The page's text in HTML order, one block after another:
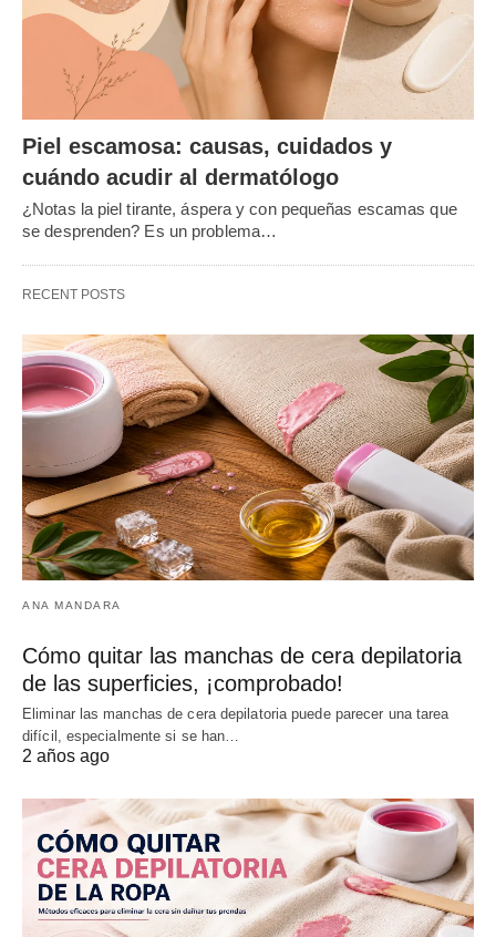
Piel escamosa: causas, cuidados y
cuándo acudir al dermatólogo
¿Notas la piel tirante, áspera y con pequeñas escamas que
se desprenden? Es un problema…
RECENT POSTS
ANA MANDARA
Cómo quitar las manchas de cera depilatoria
de las superficies, ¡comprobado!
Eliminar las manchas de cera depilatoria puede parecer una tarea
difícil, especialmente si se han…
2 años ago